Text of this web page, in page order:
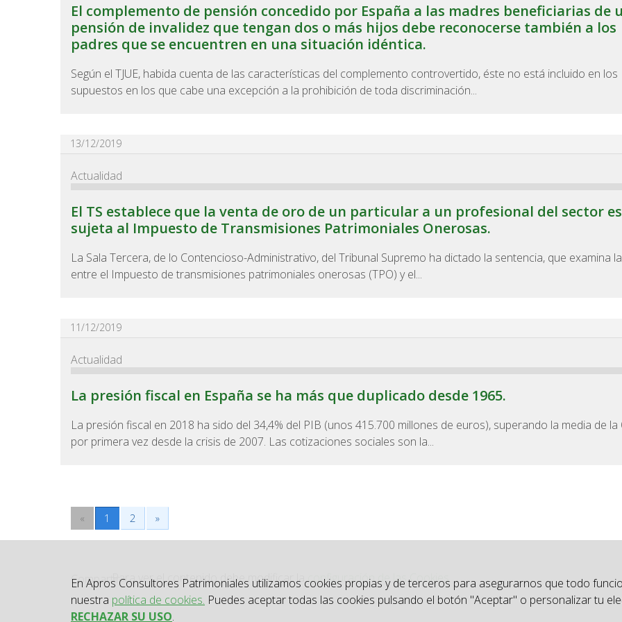
El complemento de pensión concedido por España a las madres beneficiarias de
pensión de invalidez que tengan dos o más hijos debe reconocerse también a los
padres que se encuentren en una situación idéntica.
Según el TJUE, habida cuenta de las características del complemento controvertido, éste no está incluido en los
supuestos en los que cabe una excepción a la prohibición de toda discriminación...
13/12/2019
Actualidad
El TS establece que la venta de oro de un particular a un profesional del sector
sujeta al Impuesto de Transmisiones Patrimoniales Onerosas.
La Sala Tercera, de lo Contencioso-Administrativo, del Tribunal Supremo ha dictado la sentencia, que examina
entre el Impuesto de transmisiones patrimoniales onerosas (TPO) y el...
11/12/2019
Actualidad
La presión fiscal en España se ha más que duplicado desde 1965.
La presión fiscal en 2018 ha sido del 34,4% del PIB (unos 415.700 millones de euros), superando la media de la
por primera vez desde la crisis de 2007. Las cotizaciones sociales son la...
« 1 2 »
Compartir:Para ver el contenido debe modificar laconfiguración de las Cookies.
En Apros Consultores Patrimoniales utilizamos cookies propias y de terceros para asegurarnos que todo
nuestra política de cookies. Puedes aceptar todas las cookies pulsando el botón "Aceptar" o personalizar tu
RECHAZAR SU USO.